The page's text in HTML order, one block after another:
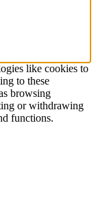
like cookies to
to these
browsing
or withdrawing
functions.